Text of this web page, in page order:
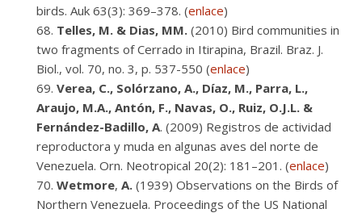
birds. Auk 63(3): 369–378. (enlace)
Telles, M. & Dias, MM. (2010) Bird communities in
two fragments of Cerrado in Itirapina, Brazil. Braz. J.
Biol., vol. 70, no. 3, p. 537-550 (enlace)
Verea, C., Solórzano, A., Díaz, M., Parra, L.,
Araujo, M.A., Antón, F., Navas, O., Ruiz, O.J.L. &
Fernández-Badillo, A. (2009) Registros de actividad
reproductora y muda en algunas aves del norte de
Venezuela. Orn. Neotropical 20(2): 181–201. (enlace)
Wetmore, A. (1939) Observations on the Birds of
Northern Venezuela. Proceedings of the US National